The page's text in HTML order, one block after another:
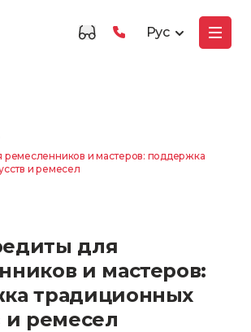
Рус
и мастеров: поддержка
и ремесел
для
и мастеров:
традиционных
и ремесел